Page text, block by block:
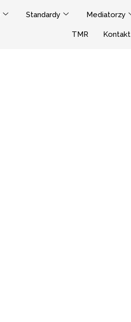
Standardy Mediatorzy
TMR Kontakt